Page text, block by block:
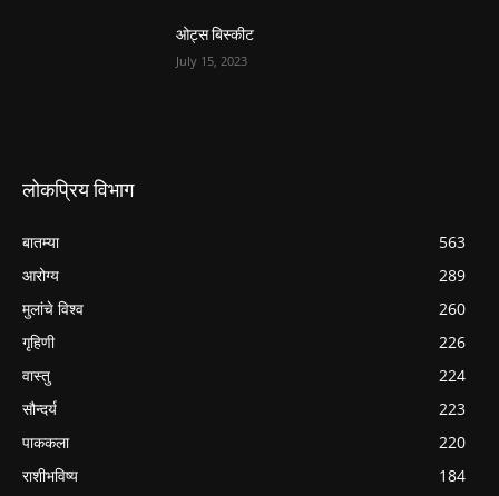
ओट्स बिस्कीट
July 15, 2023
लोकप्रिय विभाग
बातम्या
563
आरोग्य
289
मुलांचे विश्व
260
गृहिणी
226
वास्तु
224
सौन्दर्य
223
पाककला
220
राशीभविष्य
184